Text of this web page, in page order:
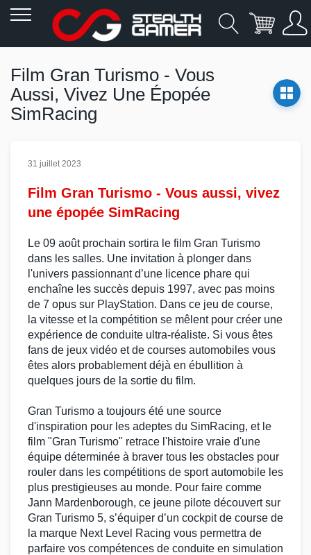
contenu
Film Gran Turismo - Vous
Aussi, Vivez Une Épopée
SimRacing
31 juillet 2023
Film Gran Turismo - Vous aussi, vivez
une épopée SimRacing
Le 09 août prochain sortira le film Gran Turismo
dans les salles. Une invitation à plonger dans
l'univers passionnant d’une licence phare qui
enchaîne les succès depuis 1997, avec pas moins
de 7 opus sur PlayStation. Dans ce jeu de course,
la vitesse et la compétition se mêlent pour créer une
expérience de conduite ultra-réaliste. Si vous êtes
fans de jeux vidéo et de courses automobiles vous
êtes alors probablement déjà en ébullition à
quelques jours de la sortie du film.
Gran Turismo a toujours été une source
d'inspiration pour les adeptes du SimRacing, et le
film "Gran Turismo" retrace l'histoire vraie d'une
équipe déterminée à braver tous les obstacles pour
rouler dans les compétitions de sport automobile les
plus prestigieuses au monde. Pour faire comme
Jann Mardenborough, ce jeune pilote découvert sur
Gran Turismo 5, s’équiper d’un cockpit de course de
la marque Next Level Racing vous permettra de
parfaire vos compétences de conduite en simulation